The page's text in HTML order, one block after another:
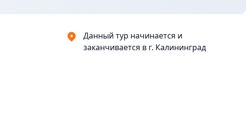
Данный тур начинается и
заканчивается в г. Калининград